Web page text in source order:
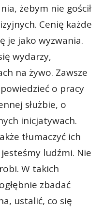
żebym nie gościł
Cenię każde
je jako wyzwania.
wydarzy,
na żywo. Zawsze
o pracy
służbie, o
inicjatywach.
tłumaczyć ich
ludźmi. Nie
W takich
zbadać
ustalić, co się